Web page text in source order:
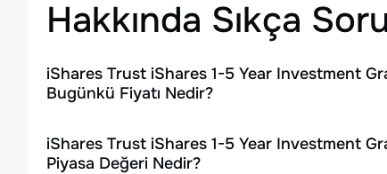
Hakkında Sıkça
iShares Trust iShares 1-5 Year Investment
Bugünkü Fiyatı Nedir?
iShares Trust iShares 1-5 Year Investment
Piyasa Değeri Nedir?